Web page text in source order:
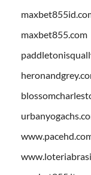
maxbet855.com